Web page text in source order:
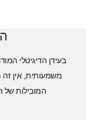
בעידן הדיגיטלי
משמעותית, אין זה
המובילות של